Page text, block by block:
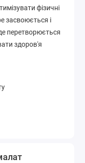
фізичні
засвоюється і
перетворюється
здоров'я
стан